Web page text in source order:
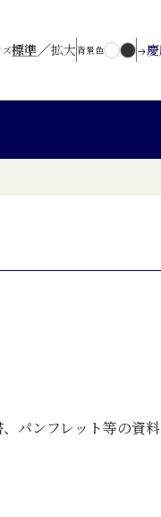
ズ標準／拡大背景色
パンフレット等の資